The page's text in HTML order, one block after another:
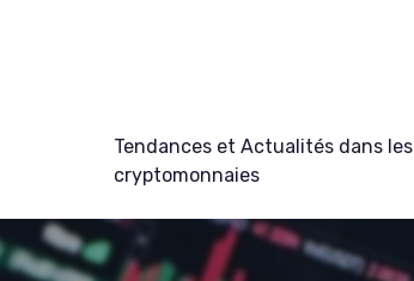
Tendances et Actualités dans les
cryptomonnaies